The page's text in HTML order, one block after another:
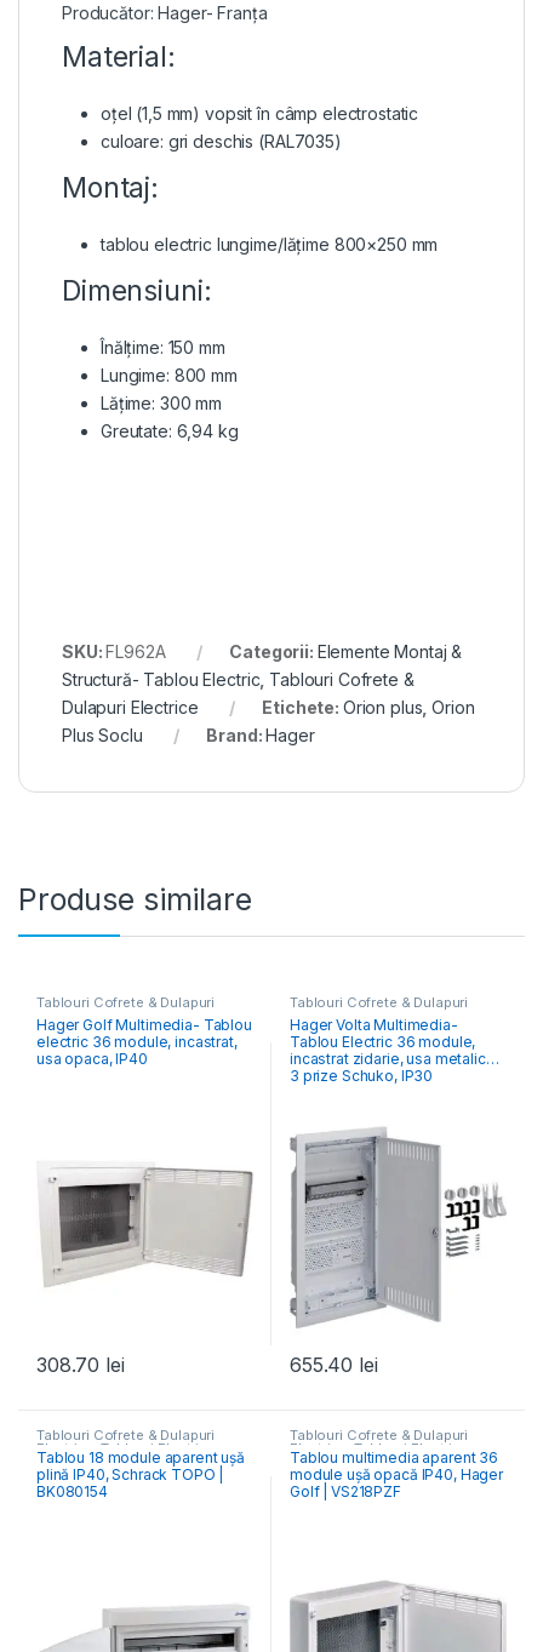
Producător: Hager- Franța
Material:
oțel (1,5 mm) vopsit în câmp electrostatic
culoare: gri deschis (RAL7035)
Montaj:
tablou electric lungime/lățime 800×250 mm
Dimensiuni:
Înălțime: 150 mm
Lungime: 800 mm
Lățime: 300 mm
Greutate: 6,94 kg
SKU:FL962A Categorii: Elemente Montaj &
Structură- Tablou Electric Tablouri Cofrete &
Dulapuri Electrice
Etichete: Orion plus ,Orion
Plus Soclu
Brand:Hager
Produse similare
Tablouri Cofrete & Dulapuri
Electrice Tablouri Electrice
Hibrid & Multimedia
Hager Golf Multimedia- Tablou
electric 36 module, incastrat,
usa opaca, IP40
308.70 lei
Tablouri Cofrete & Dulapuri
Electrice ,Tablouri Electrice
Hibrid & Multimedia
Hager Volta Multimedia-
Tablou Electric 36 module,
incastrat zidarie, usa metalica,
3 prize Schuko, IP30
655.40 lei
Tablouri Cofrete & Dulapuri
Electrice,Tablouri Electrice
Rezidențiale Aparente
Tablou 18 module aparent ușă
plină IP40, Schrack TOPO |
BK080154
Tablouri Cofrete & Dulapuri
Electrice ,Tablouri Electrice
Hibrid & Multimedia
Tablou multimedia aparent 36
module ușă opacă IP40, Hager
Golf | VS218PZF